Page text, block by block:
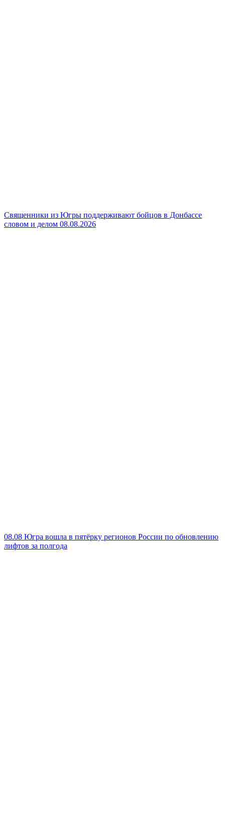
Священники из Югры поддерживают бойцов в Донбассе
словом и делом 08.08.2026
08.08 Югра вошла в пятёрку регионов России по обновлению
лифтов за полгода